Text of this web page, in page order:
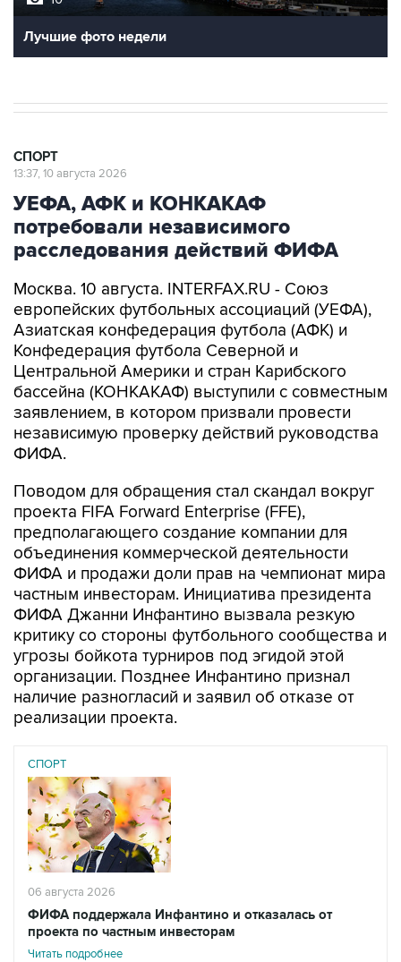
Лучшие фото недели
СПОРТ
13:37, 10 августа 2026
УЕФА, АФК и КОНКАКАФ
потребовали независимого
расследования действий ФИФА
Москва. 10 августа. INTERFAX.RU - Союз
европейских футбольных ассоциаций (УЕФА),
Азиатская конфедерация футбола (АФК) и
Конфедерация футбола Северной и
Центральной Америки и стран Карибского
бассейна (КОНКАКАФ) выступили с совместным
заявлением, в котором призвали провести
независимую проверку действий руководства
ФИФА.
Поводом для обращения стал скандал вокруг
проекта FIFA Forward Enterprise (FFE),
предполагающего создание компании для
объединения коммерческой деятельности
ФИФА и продажи доли прав на чемпионат мира
частным инвесторам. Инициатива президента
ФИФА Джанни Инфантино вызвала резкую
критику со стороны футбольного сообщества и
угрозы бойкота турниров под эгидой этой
организации. Позднее Инфантино признал
наличие разногласий и заявил об отказе от
реализации проекта.
СПОРТ
06 августа 2026
ФИФА поддержала Инфантино и отказалась от
проекта по частным инвесторам
Читать подробнее